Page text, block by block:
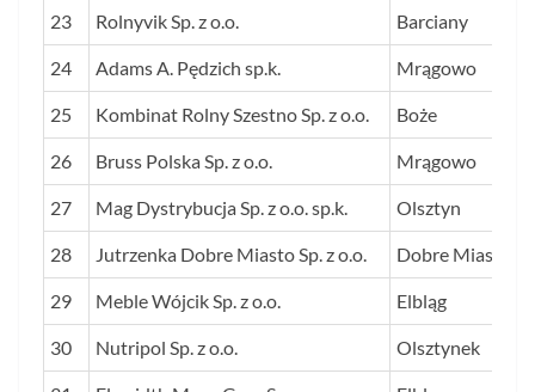
23 Rolnyvik Sp. z o.o. Barciany
24 Adams A. Pędzich sp.k. Mrągowo
25 Kombinat Rolny Szestno Sp. z o.o. Boże
26 Bruss Polska Sp. z o.o. Mrągowo
27 Mag Dystrybucja Sp. z o.o. sp.k. Olsztyn
28 Jutrzenka Dobre Miasto Sp. z o.o. Dobre Miasto
29 Meble Wójcik Sp. z o.o. Elbląg
30 Nutripol Sp. z o.o. Olsztynek